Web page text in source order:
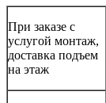
При заказе с
услугой монтаж,
доставка подъем
на этаж